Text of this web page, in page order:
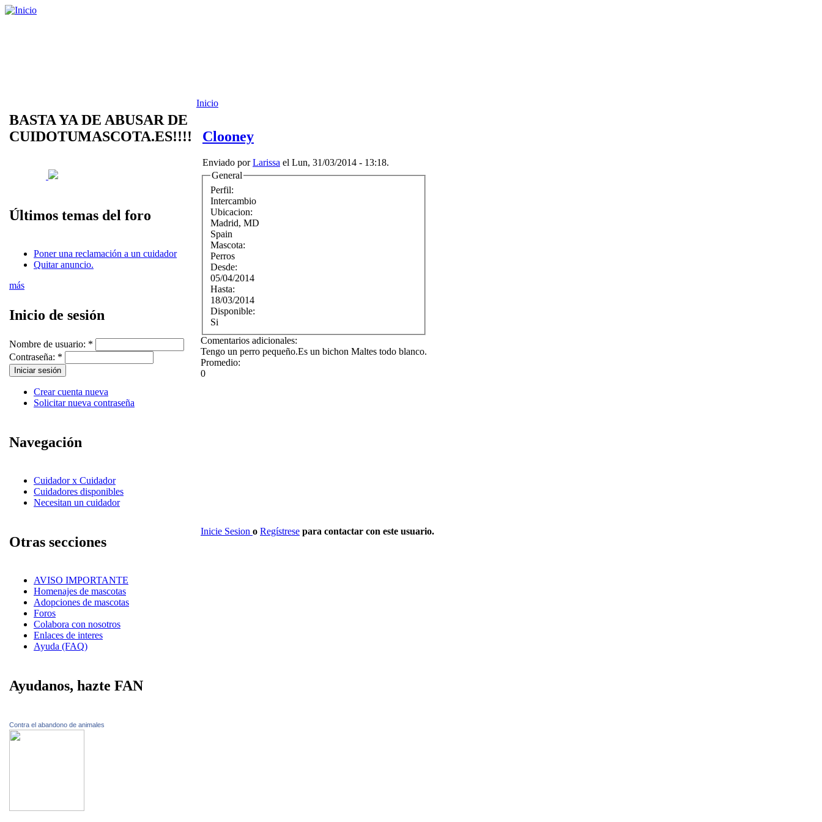
BASTA YA DE ABUSAR DE
CUIDOTUMASCOTA.ES!!!!
Últimos temas del foro
Poner una reclamación a un cuidador
Quitar anuncio.
más
Inicio de sesión
Nombre de usuario: *
Contraseña: *
Crear cuenta nueva
Solicitar nueva contraseña
Navegación
Cuidador x Cuidador
Cuidadores disponibles
Necesitan un cuidador
Otras secciones
AVISO IMPORTANTE
Homenajes de mascotas
Adopciones de mascotas
Foros
Colabora con nosotros
Enlaces de interes
Ayuda (FAQ)
Ayudanos, hazte FAN
Contra el abandono de animales
Inicio
Clooney
Enviado porLarissa el Lun, 31/03/2014 - 13:18.
General
Perfil:
Intercambio
Ubicacion:
Madrid, MD
Spain
Mascota:
Perros
Desde:
05/04/2014
Hasta:
18/03/2014
Disponible:
Si
Comentarios adicionales:
Tengo un perro pequeño.Es un bichon Maltes todo blanco.
Promedio:
0
Inicie Sesion o Regístrese para contactar con este usuario.